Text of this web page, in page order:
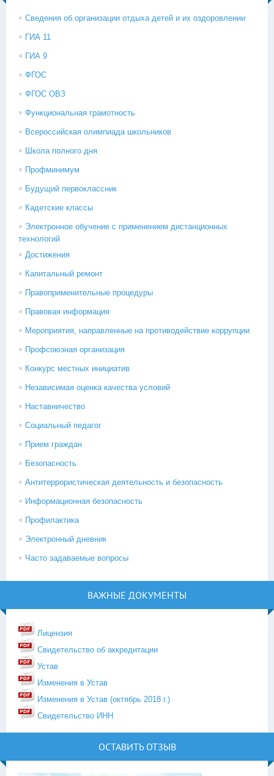
Сведения об организации отдыха детей и их оздоровлении
ГИА 11
ГИА 9
ФГОС
ФГОС ОВЗ
Функциональная грамотность
Всероссийская олимпиада школьников
Школа полного дня
Профминимум
Будущий первоклассник
Кадетские классы
Электронное обучение с применением дистанционных
технологий
Достижения
Капитальный ремонт
Правоприменительные процедуры
Правовая информация
Мероприятия, направленные на противодействие коррупции
Профсоюзная организация
Конкурс местных инициатив
Независимая оценка качества условий
Наставничество
Социальный педагог
Прием граждан
Безопасность
Антитеррористическая деятельность и безопасность
Информационная безопасность
Профилактика
Электронный дневник
Часто задаваемые вопросы
ВАЖНЫЕ ДОКУМЕНТЫ
Лицензия
Свидетельство об аккредитации
Устав
Изменения в Устав
Изменения в Устав (октябрь 2018 г.)
Свидетельство ИНН
ОСТАВИТЬ ОТЗЫВ